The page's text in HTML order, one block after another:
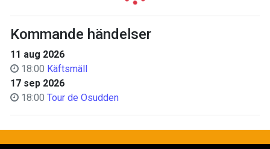
Kommande händelser
11 aug 2026
18:00 Käftsmäll
17 sep 2026
18:00 Tour de Osudden